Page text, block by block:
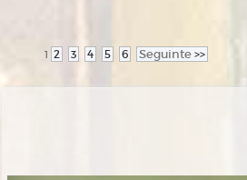
1 2 3 4 5 6 Seguinte >>